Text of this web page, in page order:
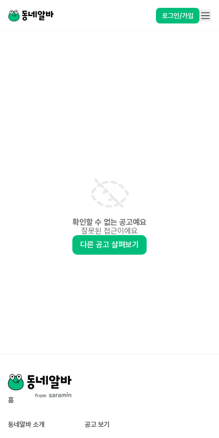
로그인/가입
확인할 수 없는 공고예요
잘못된 접근이에요
다른 공고 살펴보기
홈
동네알바 소개 공고 보기